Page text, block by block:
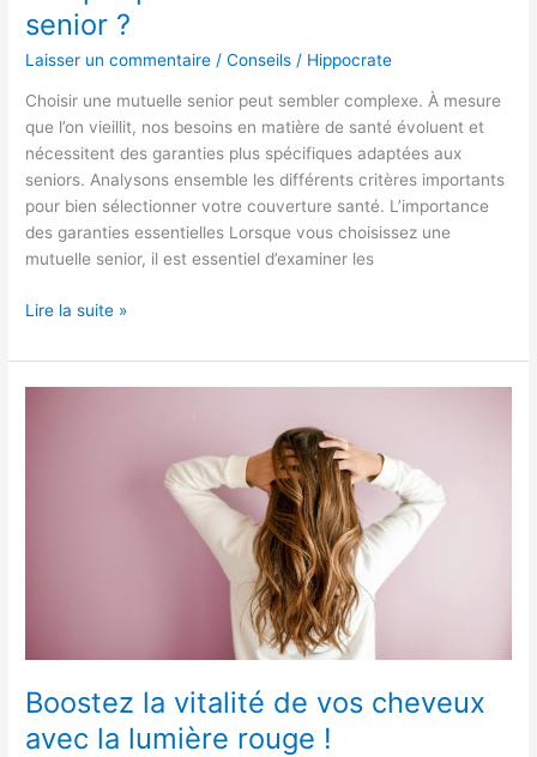
senior ?
Laisser un commentaire /Conseils / Hippocrate
Choisir une mutuelle senior peut sembler complexe. À mesure
que l’on vieillit, nos besoins en matière de santé évoluent et
nécessitent des garanties plus spécifiques adaptées aux
seniors. Analysons ensemble les différents critères importants
pour bien sélectionner votre couverture santé. L’importance
des garanties essentielles Lorsque vous choisissez une
mutuelle senior, il est essentiel d’examiner les
Lire la suite »
Boostez la vitalité de vos cheveux
avec la lumière rouge !
!